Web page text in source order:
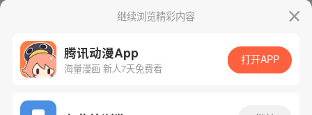
妖神记第二季多少集了继续浏览精彩内容
腾讯动漫App
海量漫画 新人7天免费看
打开APP